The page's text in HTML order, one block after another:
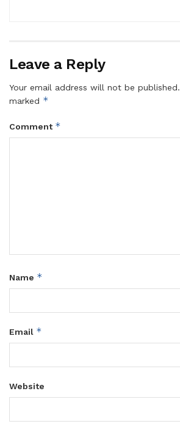
Leave a Reply
Your email address will not be published.
marked *
Comment *
Name *
Email *
Website